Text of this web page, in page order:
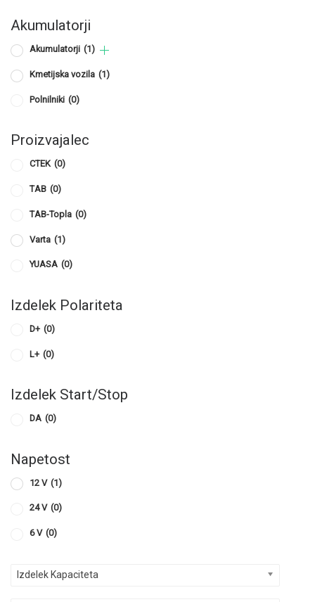
Akumulatorji
Akumulatorji (1)
Kmetijska vozila (1)
Polnilniki (0)
Proizvajalec
CTEK (0)
TAB (0)
TAB-Topla (0)
Varta (1)
YUASA (0)
Izdelek Polariteta
D+ (0)
L+ (0)
Izdelek Start/Stop
DA (0)
Napetost
12 V (1)
24 V (0)
6 V (0)
Izdelek Kapaciteta